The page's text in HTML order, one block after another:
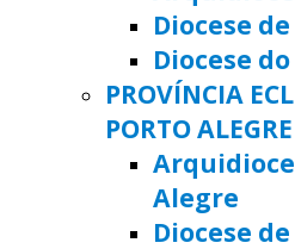
Diocese
Diocese
PROVÍNCIA
PORTO ALEGRE
Alegre
Diocese